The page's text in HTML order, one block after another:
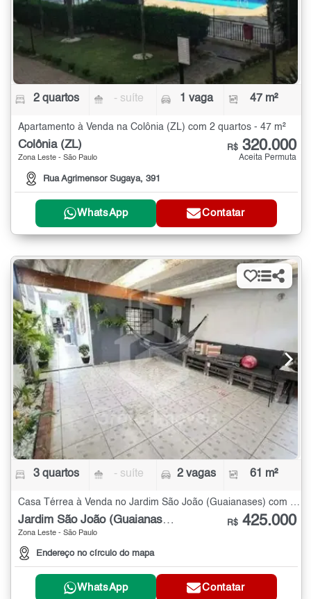
2 quartos - suíte 1 vaga 47 m²
Apartamento à Venda na Colônia (ZL) com 2 quartos - 47 m²
Colônia (ZL)
Zona Leste - São Paulo
Rua Agrimensor Sugaya, 391
R$ 320.000
Aceita Permuta
WhatsApp Contatar
3 quartos - suíte 2 vagas 61 m²
Jardim São João (Guaianases)
Zona Leste - São Paulo
Endereço no círculo do mapa
R$ 425.000
WhatsApp Contatar